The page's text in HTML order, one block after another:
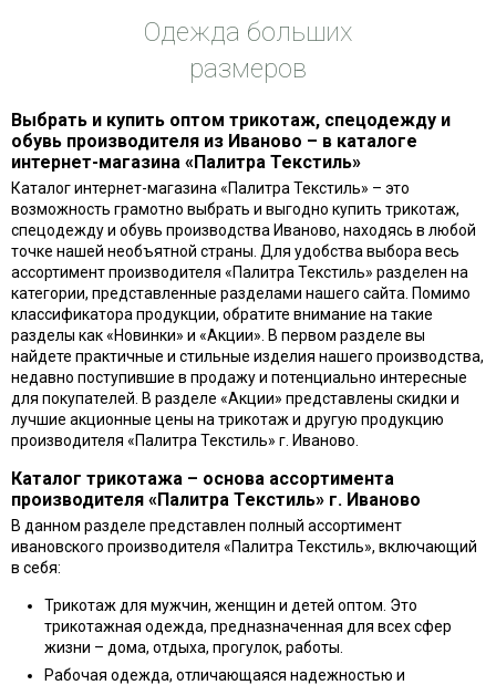
Одежда больших
размеров
Выбрать и купить оптом трикотаж, спецодежду и
обувь производителя из Иваново – в каталоге
интернет-магазина «Палитра Текстиль»
Каталог интернет-магазина «Палитра Текстиль» – это
возможность грамотно выбрать и выгодно купить трикотаж,
спецодежду и обувь производства Иваново, находясь в любой
точке нашей необъятной страны. Для удобства выбора весь
ассортимент производителя «Палитра Текстиль» разделен на
категории, представленные разделами нашего сайта. Помимо
классификатора продукции, обратите внимание на такие
разделы как «Новинки» и «Акции». В первом разделе вы
найдете практичные и стильные изделия нашего производства,
недавно поступившие в продажу и потенциально интересные
для покупателей. В разделе «Акции» представлены скидки и
лучшие акционные цены на трикотаж и другую продукцию
производителя «Палитра Текстиль» г. Иваново.
Каталог трикотажа – основа ассортимента
производителя «Палитра Текстиль» г. Иваново
В данном разделе представлен полный ассортимент
ивановского производителя «Палитра Текстиль», включающий
в себя:
Трикотаж для мужчин, женщин и детей оптом. Это
трикотажная одежда, предназначенная для всех сфер
жизни – дома, отдыха, прогулок, работы.
Рабочая одежда, отличающаяся надежностью и